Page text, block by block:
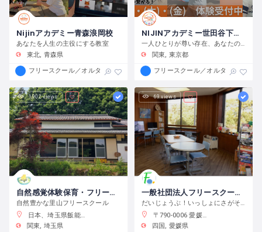
Nijinアカデミー青森浪岡校
あなたを人生の主役にする教室
東北 青森県
フリースクール／オルタナティブスクール
NIJINアカデミー世田谷下高井戸８D校
一人ひとりが尊い存在、あなたの想いをカタチにしよう！
関東
東京都
フリースクール／オルタナティブス
1,902 views
自然感覚体験保育・フリースクール にちにちのはら
自然豊かな里山フリースクール
日本、埼玉県飯能市小岩井６０３
関東
埼玉県
69 views
一般社団法人フリースクール楓
だいじょうぶ！いっしょにさがそう、きみの世界♪
〒790-0006 愛媛県松山市南堀端町５−１０ 清水ビル３F
四国
愛媛県